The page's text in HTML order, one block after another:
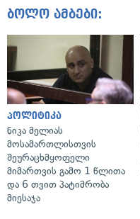
ბოლო ამბები:
პოლიტიკა
ნიკა მელიას
მოსამართლისთვის
შეურაცხმყოფელი
მიმართვის გამო 1 წლითა
და 6 თვით პატიმრობა
მიესაჯა